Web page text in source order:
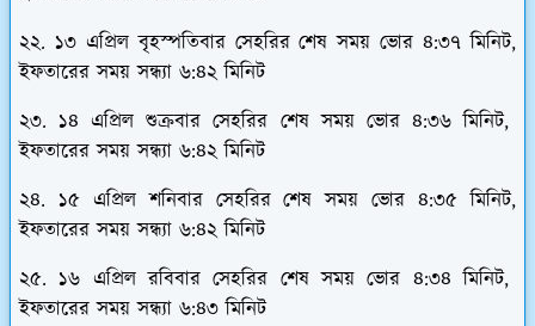
২২. ১৩ এপ্রিল বৃহস্পতিবার সেহরির শেষ সময় ভোর ৪:৩৭ মিনিট,
ইফতারের সময় সন্ধ্যা ৬:৪২ মিনিট
২৩. ১৪ এপ্রিল শুক্রবার সেহরির শেষ সময় ভোর ৪:৩৬ মিনিট,
ইফতারের সময় সন্ধ্যা ৬:৪২ মিনিট
২৪. ১৫ এপ্রিল শনিবার সেহরির শেষ সময় ভোর ৪:৩৫ মিনিট,
ইফতারের সময় সন্ধ্যা ৬:৪২ মিনিট
২৫. ১৬ এপ্রিল রবিবার সেহরির শেষ সময় ভোর ৪:৩৪ মিনিট,
ইফতারের সময় সন্ধ্যা ৬:৪৩ মিনিট